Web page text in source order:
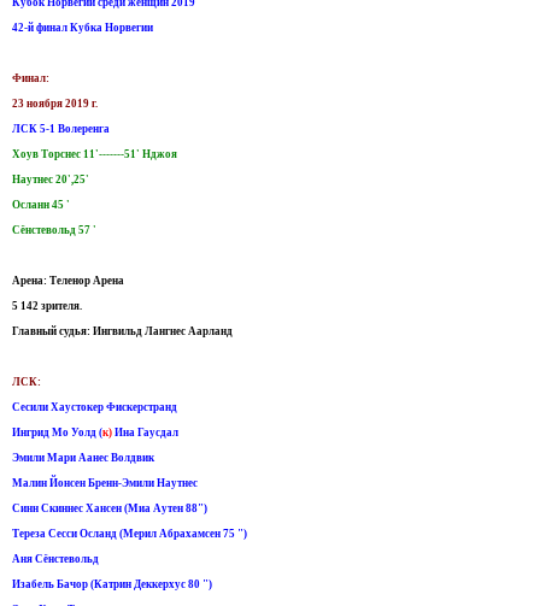
42-й финал Кубка Норвегии
Финал:
23 ноября 2019 г.
ЛСК 5-1 Волеренга
Хоув Торснес 11'-------51' Нджоя
Наутнес 20',25'
Осланн 45 '
Сёнстевольд 57 '
Арена: Теленор Арена
5 142 зрителя.
Главный судья: Ингвильд Лангнес Аарланд
ЛСК:
Сесили Хаустокер Фискерстранд
Ингрид Мо Уолд (к) Ина Гаусдал
Эмили Мари Аанес Волдвик
Малин Йонсен Бренн-Эмили Наутнес
Синн Скиннес Хансен (Миа Аутен 88")
Тереза ​​Сесси Осланд (Мерил Абрахамсен 75 ")
Аня Сёнстевольд
Изабель Бачор (Катрин Деккерхус 80 ")